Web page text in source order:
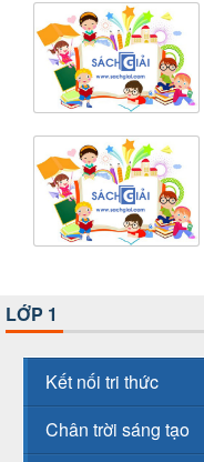
LỚP 1
Kết nối tri thức
Chân trời sáng tạo